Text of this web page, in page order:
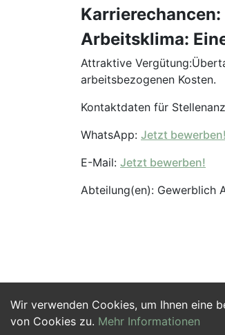
Wir verwenden Cookies, um Ihnen eine
von Cookies zu. Mehr Informationen
Arbeitsklima:
Attraktive
arbeitsbezogenen Kosten.
Kontaktdaten für
WhatsApp: Jetzt bewerben!
E-Mail: Jetzt bewerben!
Abteilung(en): Gewerblich